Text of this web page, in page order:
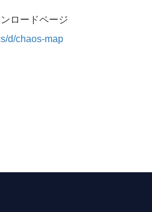
ロードページ
d/chaos-map